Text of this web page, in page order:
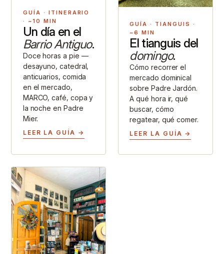
GUÍA · ITINERARIO
· ~10 MIN
Un día en el
Barrio Antiguo.
Doce horas a pie —
desayuno, catedral,
anticuarios, comida
en el mercado,
MARCO, café, copa y
la noche en Padre
Mier.
LEER LA GUÍA →
GUÍA · TIANGUIS ·
~6 MIN
El tianguis del
domingo.
Cómo recorrer el
mercado dominical
sobre Padre Jardón.
A qué hora ir, qué
buscar, cómo
regatear, qué comer.
LEER LA GUÍA →